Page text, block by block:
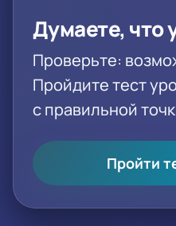
Думаете, что
Проверьте:
Пройдите тест
с правильной
Пройти